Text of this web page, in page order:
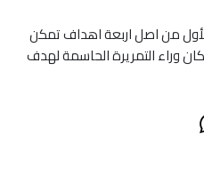
من اصل اربعة اهداف تمكن
وراء التمريرة الحاسمة لهدف